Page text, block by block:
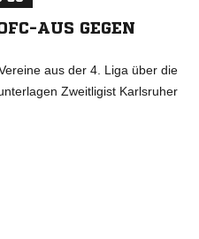
AUS GEGEN
aus der 4. Liga über die
Zweitligist Karlsruher